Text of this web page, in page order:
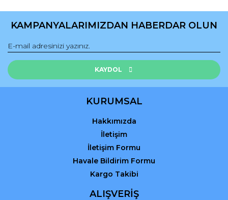
konularda yetersiz gördüğünüz noktaları öneri formunu
Görüş ve önerileriniz için teşekkür ederiz.
Ürün resmi kalitesiz, bozuk veya görüntülenemiyor.
Ürün açıklamasında eksik bilgiler bulunuyor.
Ürün fiyatı diğer sitelerden daha pahalı.
Gönder
KAMPANYALARIMIZDAN HABERDAR OLUN
KAYDOL
KURUMSAL
Hakkımızda
İletişim
İletişim Formu
Havale Bildirim Formu
Kargo Takibi
ALIŞVERİŞ